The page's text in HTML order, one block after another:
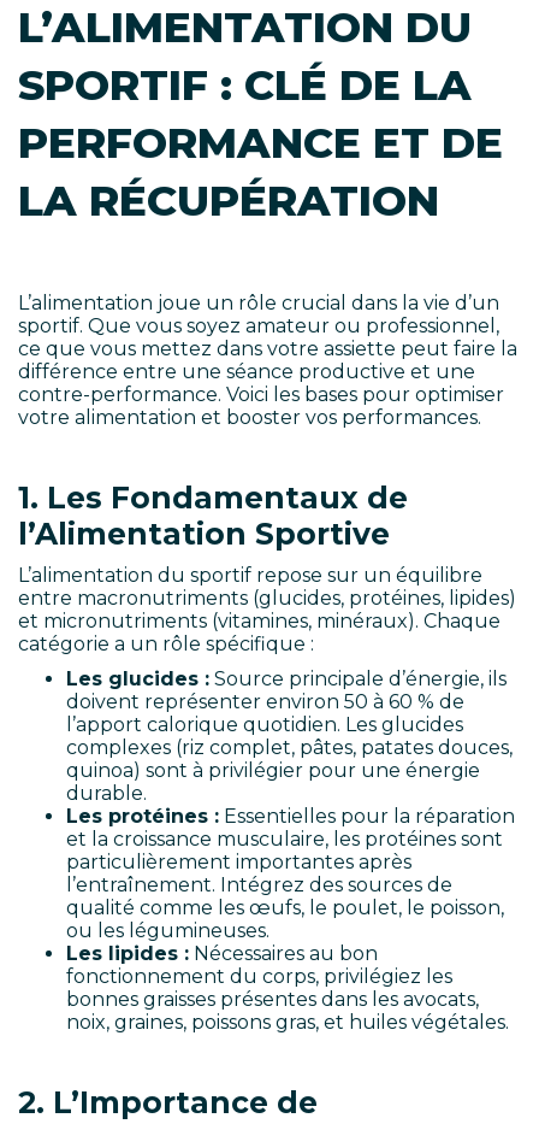
L’ALIMENTATION DU
SPORTIF : CLÉ DE LA
PERFORMANCE ET DE
LA RÉCUPÉRATION
L’alimentation joue un rôle crucial dans la vie d’un
sportif. Que vous soyez amateur ou professionnel,
ce que vous mettez dans votre assiette peut faire la
différence entre une séance productive et une
contre-performance. Voici les bases pour optimiser
votre alimentation et booster vos performances.
1. Les Fondamentaux de
l’Alimentation Sportive
L’alimentation du sportif repose sur un équilibre
entre macronutriments (glucides, protéines, lipides)
et micronutriments (vitamines, minéraux). Chaque
catégorie a un rôle spécifique :
Les glucides : Source principale d’énergie, ils
doivent représenter environ 50 à 60 % de
l’apport calorique quotidien. Les glucides
complexes (riz complet, pâtes, patates douces,
quinoa) sont à privilégier pour une énergie
durable.
Les protéines : Essentielles pour la réparation
et la croissance musculaire, les protéines sont
particulièrement importantes après
l’entraînement. Intégrez des sources de
qualité comme les œufs, le poulet, le poisson,
ou les légumineuses.
Les lipides : Nécessaires au bon
fonctionnement du corps, privilégiez les
bonnes graisses présentes dans les avocats,
noix, graines, poissons gras, et huiles végétales.
2. L’Importance de